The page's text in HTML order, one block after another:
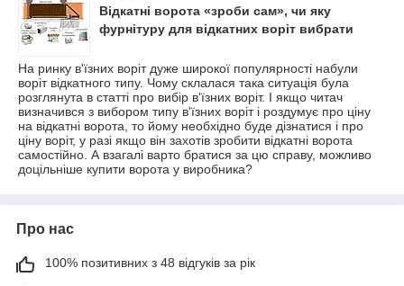
Відкатні ворота «зроби сам», чи яку
фурнітуру для відкатних воріт вибрати
На ринку в'їзних воріт дуже широкої популярності набули
воріт відкатного типу. Чому склалася така ситуація була
розглянута в статті про вибір в'їзних воріт. І якщо читач
визначився з вибором типу в'їзних воріт і роздумує про ціну
на відкатні ворота, то йому необхідно буде дізнатися і про
ціну воріт, у разі якщо він захотів зробити відкатні ворота
самостійно. А взагалі варто братися за цю справу, можливо
доцільніше купити ворота у виробника?
Про нас
100% позитивних з 48 відгуків за рік